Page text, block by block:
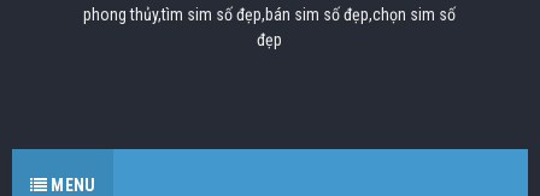
phong thủy,tìm sim số đẹp,bán sim số đẹp,chọn sim số
đẹp
MENU